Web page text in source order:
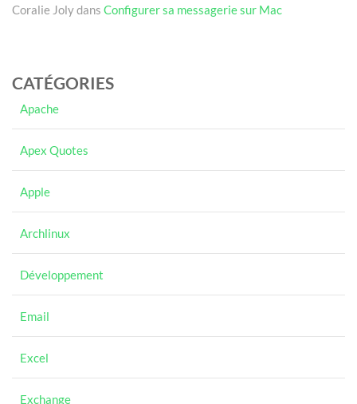
Coralie Jolydans Configurer sa messagerie sur Mac
CATÉGORIES
Apache
Apex Quotes
Apple
Archlinux
Développement
Email
Excel
Exchange